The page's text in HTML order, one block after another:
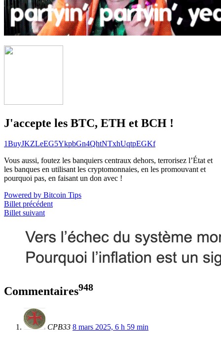
J'accepte les BTC, ETH et BCH !
1BuyJKZLeEG5YkpbGn4QhtNTxhUqtpEGKf
Vous aussi, foutez les banquiers centraux dehors, terrorisez l’État et
les banques en utilisant les cryptomonnaies, en les promouvant et
pourquoi pas, en faisant un don avec !
Powered by Bitcoin Tips
Billet précédent
Billet suivant
Commentaires948
CPB33 8 mars 2025, 6 h 59 min